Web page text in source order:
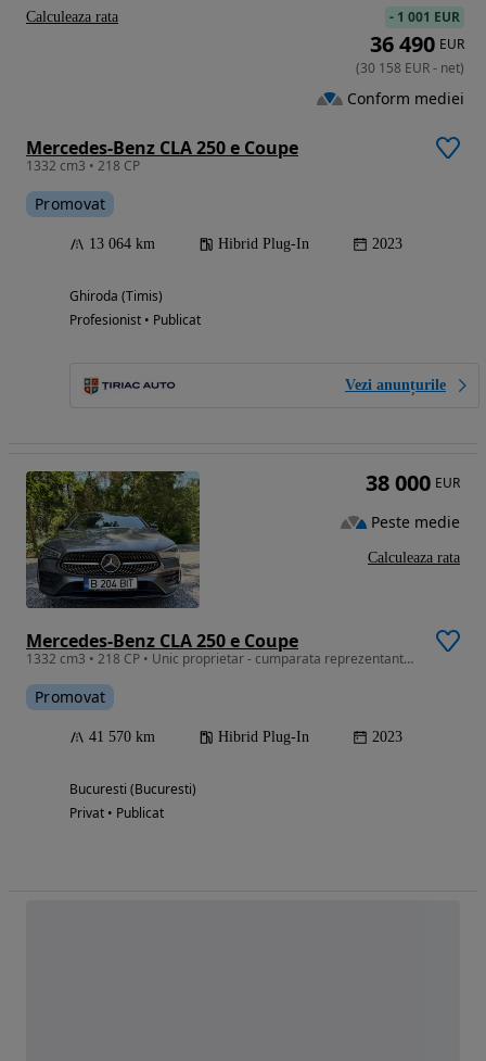
Mercedes-Benz CLA 250 e Coupe
1332 cm3 • 218 CP
Promovat
13 064 km Hibrid Plug-In 2023
Ghiroda (Timis)
Profesionist • Publicat
Vezi anunțurile
- 1 001 EUR
36 490 EUR
(30 158 EUR- net)
Conform mediei
Calculeaza rata
Mercedes-Benz CLA 250 e Coupe
1332 cm3 • 218 CP • Unic proprietar - cumparata reprezentanta Mercedes
Promovat
41 570 km Hibrid Plug-In 2023
Bucuresti (Bucuresti)
Privat • Publicat
38 000 EUR
Peste medie
Calculeaza rata